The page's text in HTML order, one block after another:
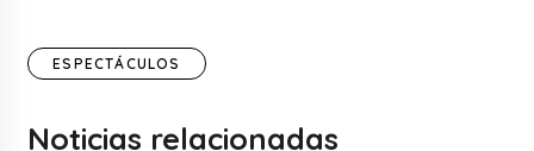
ESPECTÁCULOS
Noticias relacionadas